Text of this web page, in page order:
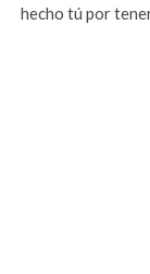
hecho tú por